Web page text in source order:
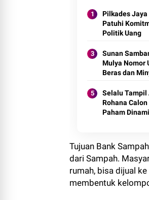
Pilkades Jaya
Patuhi
Politik Uang
Sunan
Mulya Nomor
Beras dan
Selalu Tampil
Rohana
Paham
Tujuan Bank
dari Sampah.
rumah, bisa dijual
membentuk